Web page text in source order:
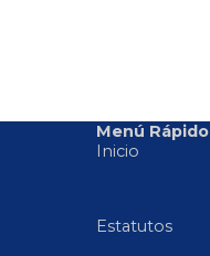
Menú Rápido
Inicio
Estatutos